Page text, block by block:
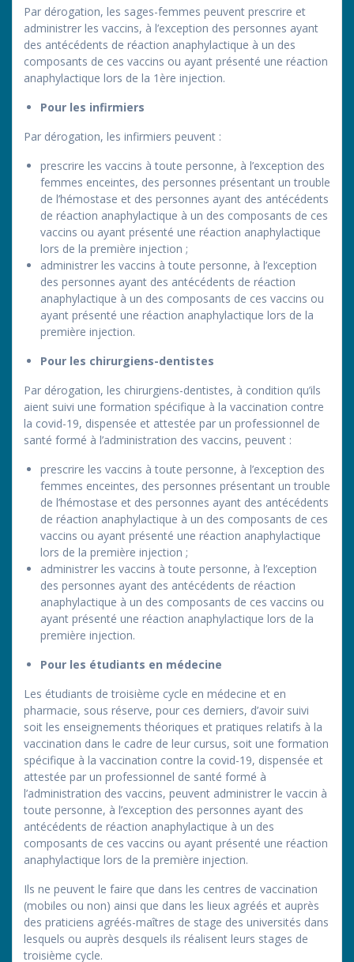
Par dérogation, les sages-femmes peuvent prescrire et
administrer les vaccins, à l’exception des personnes ayant
des antécédents de réaction anaphylactique à un des
composants de ces vaccins ou ayant présenté une réaction
anaphylactique lors de la 1ère injection.
Pour les infirmiers
Par dérogation, les infirmiers peuvent :
prescrire les vaccins à toute personne, à l’exception des
femmes enceintes, des personnes présentant un trouble
de l’hémostase et des personnes ayant des antécédents
de réaction anaphylactique à un des composants de ces
vaccins ou ayant présenté une réaction anaphylactique
lors de la première injection ;
administrer les vaccins à toute personne, à l’exception
des personnes ayant des antécédents de réaction
anaphylactique à un des composants de ces vaccins ou
ayant présenté une réaction anaphylactique lors de la
première injection.
Pour les chirurgiens-dentistes
Par dérogation, les chirurgiens-dentistes, à condition qu’ils
aient suivi une formation spécifique à la vaccination contre
la covid-19, dispensée et attestée par un professionnel de
santé formé à l’administration des vaccins, peuvent :
prescrire les vaccins à toute personne, à l’exception des
femmes enceintes, des personnes présentant un trouble
de l’hémostase et des personnes ayant des antécédents
de réaction anaphylactique à un des composants de ces
vaccins ou ayant présenté une réaction anaphylactique
lors de la première injection ;
administrer les vaccins à toute personne, à l’exception
des personnes ayant des antécédents de réaction
anaphylactique à un des composants de ces vaccins ou
ayant présenté une réaction anaphylactique lors de la
première injection.
Pour les étudiants en médecine
Les étudiants de troisième cycle en médecine et en
pharmacie, sous réserve, pour ces derniers, d’avoir suivi
soit les enseignements théoriques et pratiques relatifs à la
vaccination dans le cadre de leur cursus, soit une formation
spécifique à la vaccination contre la covid-19, dispensée et
attestée par un professionnel de santé formé à
l’administration des vaccins, peuvent administrer le vaccin à
toute personne, à l’exception des personnes ayant des
antécédents de réaction anaphylactique à un des
composants de ces vaccins ou ayant présenté une réaction
anaphylactique lors de la première injection.
Ils ne peuvent le faire que dans les centres de vaccination
(mobiles ou non) ainsi que dans les lieux agréés et auprès
des praticiens agréés-maîtres de stage des universités dans
lesquels ou auprès desquels ils réalisent leurs stages de
troisième cycle.